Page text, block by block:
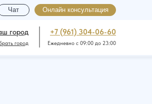
+7 (961) 304-06-60
Ежедневно с 09:00 до 23:00
Онлайн консультация
Чат
город
город